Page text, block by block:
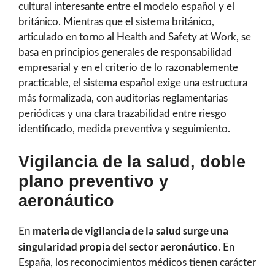
cultural interesante entre el modelo español y el
británico. Mientras que el sistema británico,
articulado en torno al Health and Safety at Work, se
basa en principios generales de responsabilidad
empresarial y en el criterio de lo razonablemente
practicable, el sistema español exige una estructura
más formalizada, con auditorías reglamentarias
periódicas y una clara trazabilidad entre riesgo
identificado, medida preventiva y seguimiento.
Vigilancia de la salud, doble
plano preventivo y
aeronáutico
En materia de vigilancia de la salud surge una
singularidad propia del sector aeronáutico. En
España, los reconocimientos médicos tienen carácter